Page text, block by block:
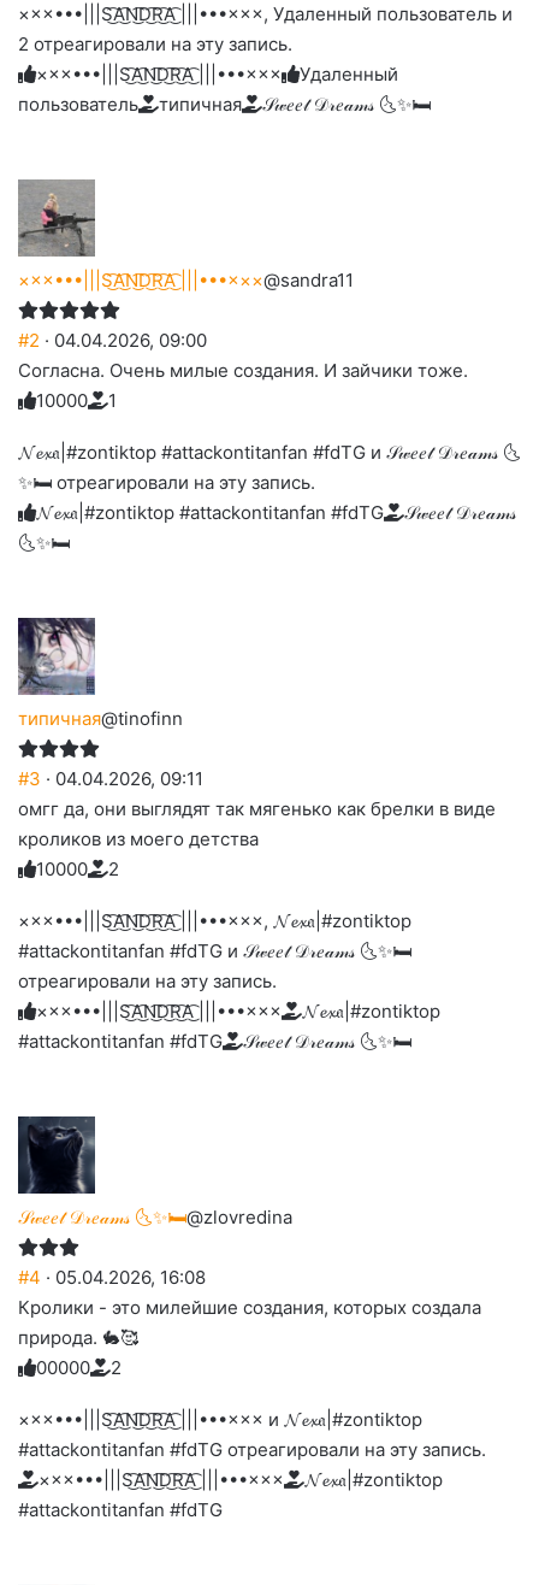
вверх.
реакцию:
улыбаюсь
реакцию:
смеюсь
до
слез
реакцию:
печаль
реакцию:
плачу
благодарю
×××•••|||S͜͡A͜͡N͜͡D͜͡R͜͡A͜͡ |||•••×××, Удаленный пользователь и
2 отреагировали на эту запись.
×××•••|||S͜͡A͜͡N͜͡D͜͡R͜͡A͜͡ |||•••×××
Удаленный
пользователь
типичная 𝒮𝓌𝑒𝑒𝓉 𝒟𝓇𝑒𝒶𝓂𝓈 🌜✨🛏️
×××•••|||S͜͡A͜͡N͜͡D͜͡R͜͡A͜͡ |||•••×××@sandra11
#2 · 04.04.2026, 09:00
Согласна. Очень милые создания. И зайчики тоже.
Голосуйте
вверх.
1
Нажмите
реакцию:
улыбаюсь
0
Нажмите
реакцию:
смеюсь
до
слез
0
Нажмите
реакцию:
0
Нажмите
реакцию:
0
Нажмите
благодарю
1
𝓝𝓮𝔁𝔞|#zontiktop #attackontitanfan #fdTG и 𝒮𝓌𝑒𝑒𝓉 𝒟𝓇𝑒𝒶𝓂𝓈 🌜
✨🛏️ отреагировали на эту запись.
𝓝𝓮𝔁𝔞|#zontiktop #attackontitanfan #fdTG
𝒮𝓌𝑒𝑒𝓉 𝒟𝓇𝑒𝒶𝓂𝓈
🌜✨🛏️
типичная@tinofinn
#3 · 04.04.2026, 09:11
омгг да, они выглядят так мягенько как брелки в виде
кроликов из моего детства
Голосуйте
вверх.
1
Нажмите
реакцию:
улыбаюсь
0
Нажмите
реакцию:
смеюсь
до
слез
0
Нажмите
реакцию:
печаль
0
Нажмите
реакцию:
плачу
0
Нажмите
благодарю
2
×××•••|||S͜͡A͜͡N͜͡D͜͡R͜͡A͜͡ |||•••×××, 𝓝𝓮𝔁𝔞|#zontiktop
#attackontitanfan #fdTG и 𝒮𝓌𝑒𝑒𝓉 𝒟𝓇𝑒𝒶𝓂𝓈 🌜✨🛏️
отреагировали на эту запись.
×××•••|||S͜͡A͜͡N͜͡D͜͡R͜͡A͜͡ |||•••×××
𝓝𝓮𝔁𝔞|#zontiktop
#attackontitanfan #fdTG
𝒮𝓌𝑒𝑒𝓉 𝒟𝓇𝑒𝒶𝓂𝓈 🌜✨🛏️
𝒮𝓌𝑒𝑒𝓉 𝒟𝓇𝑒𝒶𝓂𝓈 🌜✨🛏️@zlovredina
#4 · 05.04.2026, 16:08
Кролики - это милейшие создания, которых создала
природа. 🐇🥰
Голосуйте
вверх.
0
Нажмите
реакцию:
улыбаюсь
0
Нажмите
реакцию:
смеюсь
до
слез
0
Нажмите
реакцию:
печаль
0
Нажмите
реакцию:
плачу
0
Нажмите
благодарю
2
×××•••|||S͜͡A͜͡N͜͡D͜͡R͜͡A͜͡ |||•••××× и 𝓝𝓮𝔁𝔞|#zontiktop
#attackontitanfan #fdTG отреагировали на эту запись.
×××•••|||S͜͡A͜͡N͜͡D͜͡R͜͡A͜͡ |||•••×××
𝓝𝓮𝔁𝔞|#zontiktop
#attackontitanfan #fdTG